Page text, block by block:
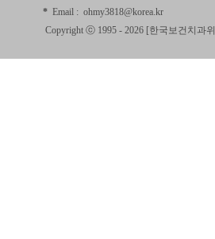
* Email : ohmy3818@korea.kr
Copyright ⓒ 1995 - 2026 [한국보건치과